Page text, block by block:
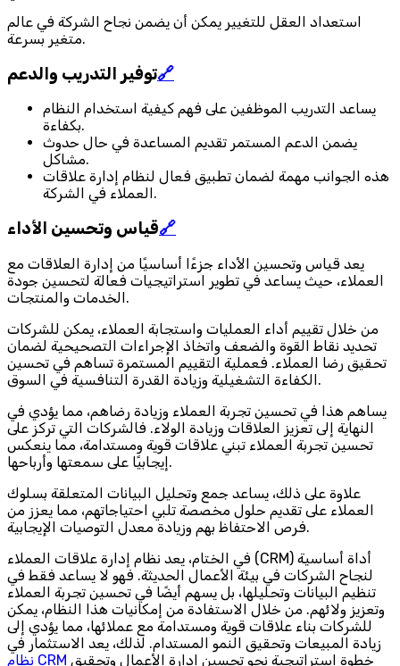
استعداد العقل للتغيير يمكن أن يضمن نجاح الشركة في عالم
متغير بسرعة.
توفير التدريب والدعم🔗
يساعد التدريب الموظفين على فهم كيفية استخدام النظام
بكفاءة.
يضمن الدعم المستمر تقديم المساعدة في حال حدوث
مشاكل.
هذه الجوانب مهمة لضمان تطبيق فعال لنظام إدارة علاقات
العملاء في الشركة.
قياس وتحسين الأداء🔗
يعد قياس وتحسين الأداء جزءًا أساسيًا من إدارة العلاقات مع
العملاء، حيث يساعد في تطوير استراتيجيات فعالة لتحسين جودة
الخدمات والمنتجات.
من خلال تقييم أداء العمليات واستجابة العملاء، يمكن للشركات
تحديد نقاط القوة والضعف واتخاذ الإجراءات التصحيحية لضمان
تحقيق رضا العملاء. فعملية التقييم المستمرة تساهم في تحسين
الكفاءة التشغيلية وزيادة القدرة التنافسية في السوق.
يساهم هذا في تحسين تجربة العملاء وزيادة رضاهم، مما يؤدي في
النهاية إلى تعزيز العلاقات وزيادة الولاء. فالشركات التي تركز على
تحسين تجربة العملاء تبني علاقات قوية ومستدامة، مما ينعكس
إيجابيًا على سمعتها وأرباحها.
علاوة على ذلك، يساعد جمع وتحليل البيانات المتعلقة بسلوك
العملاء على تقديم حلول مخصصة تلبي احتياجاتهم، مما يعزز من
فرص الاحتفاظ بهم وزيادة معدل التوصيات الإيجابية.
في الختام، يعد نظام إدارة علاقات العملاء (CRM) أداة أساسية
لنجاح الشركات في بيئة الأعمال الحديثة. فهو لا يساعد فقط في
تنظيم البيانات وتحليلها، بل يسهم أيضًا في تحسين تجربة العملاء
وتعزيز ولائهم. من خلال الاستفادة من إمكانيات هذا النظام، يمكن
للشركات بناء علاقات قوية ومستدامة مع عملائها، مما يؤدي إلى
زيادة المبيعات وتحقيق النمو المستدام. لذلك، يعد الاستثمار في
نظام CRM